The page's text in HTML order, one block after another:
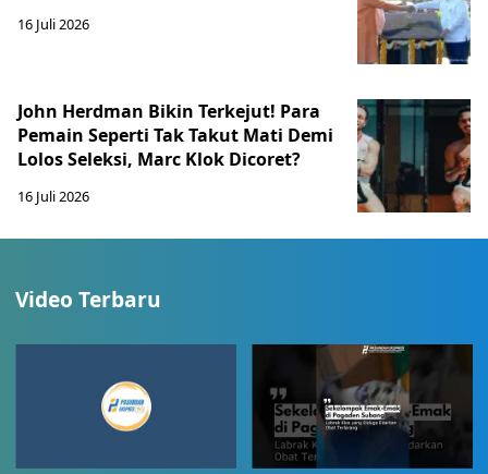
16 Juli 2026
John Herdman Bikin Terkejut! Para
Pemain Seperti Tak Takut Mati Demi
Lolos Seleksi, Marc Klok Dicoret?
16 Juli 2026
Video Terbaru